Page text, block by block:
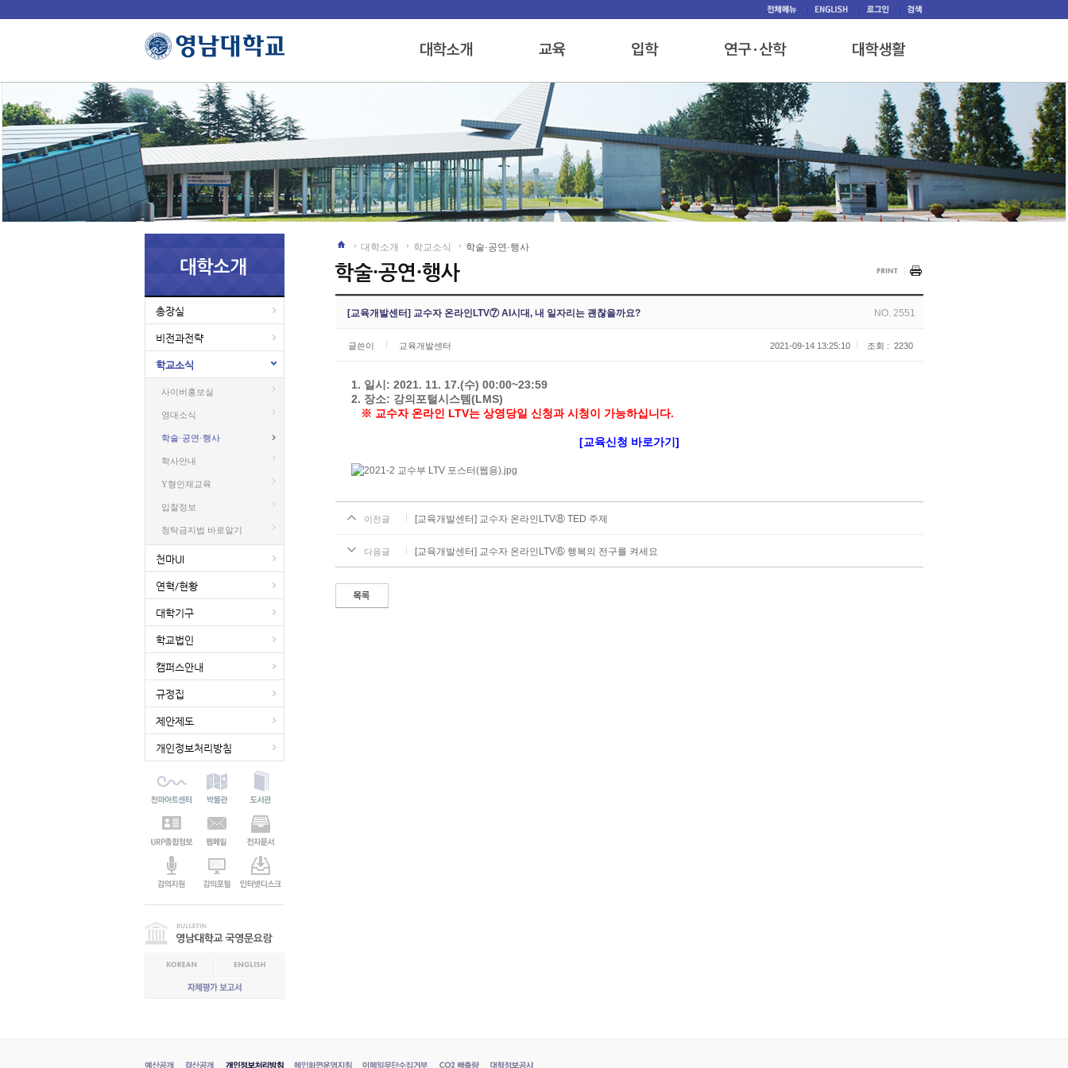
총장실
비전과전략
학교소식
사이버홍보실
영대소식
학술·공연·행사
학사안내
Y형인재교육
입찰정보
청탁금지법 바로알기
천마UI
연혁/현황
대학기구
학교법인
캠퍼스안내
규정집
제안제도
개인정보처리방침
대학소개 학교소식 학술·공연·행사
[교육개발센터] 교수자 온라인LTV⑦ AI시대, 내 일자리는 괜찮을까요? NO. 2551
글쓴이 교육개발센터 2021-09-14 13:25:10 조회 : 2230
1. 일시: 2021. 11. 17.(수) 00:00~23:59
2. 장소: 강의포털시스템(LMS)
※ 교수자 온라인 LTV는 상영당일 신청과 시청이 가능하십니다.
[교육신청 바로가기]
이전글 [교육개발센터] 교수자 온라인LTV⑧ TED 주제
다음글 [교육개발센터] 교수자 온라인LTV⑥ 행복의 전구를 켜세요